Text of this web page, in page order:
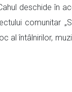
deschide în
comunitar
al întâlnirilor,